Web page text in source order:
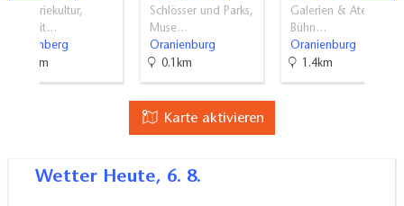
Industriekultur,
Freizeit…
Mildenberg
31km
Schlösser und Parks,
Muse…
Oranienburg
0.1km
Galerien & Ateliers,
Bühn…
Oranienburg
1.4km
Karte aktivieren
Wetter Heute, 6. 8.